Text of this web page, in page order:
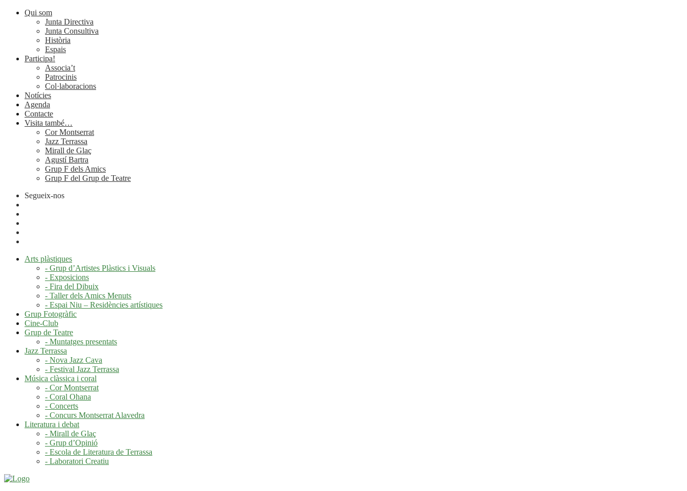
Qui som
Junta Directiva
Junta Consultiva
Història
Espais
Participa!
Associa’t
Patrocinis
Col·laboracions
Notícies
Agenda
Contacte
Visita també…
Cor Montserrat
Jazz Terrassa
Mirall de Glaç
Agustí Bartra
Grup F dels Amics
Grup F del Grup de Teatre
Segueix-nos
Arts plàstiques
- Grup d’Artistes Plàstics i Visuals
- Exposicions
- Fira del Dibuix
- Taller dels Amics Menuts
- Espai Niu – Residències artístiques
Grup Fotogràfic
Cine-Club
Grup de Teatre
- Muntatges presentats
Jazz Terrassa
- Nova Jazz Cava
- Festival Jazz Terrassa
Música clàssica i coral
- Cor Montserrat
- Coral Ohana
- Concerts
- Concurs Montserrat Alavedra
Literatura i debat
- Mirall de Glaç
- Grup d’Opinió
- Escola de Literatura de Terrassa
- Laboratori Creatiu